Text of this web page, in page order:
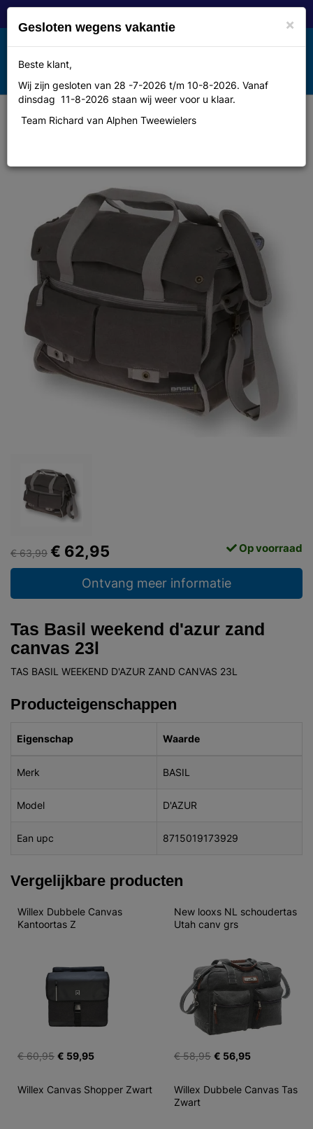
Toggle
navigation
MENU
Tas Basil weekend d'azur zand
€ 63,99 € 62,95 Op voorraad
Ontvang meer informatie
Tas Basil weekend d'azur zand
canvas 23l
TAS BASIL WEEKEND D'AZUR ZAND CANVAS 23L
Producteigenschappen
Eigenschap Waarde
Merk BASIL
Model D'AZUR
Ean upc 8715019173929
Vergelijkbare producten
Willex Dubbele Canvas
Kantoortas Z
€ 60,95 € 59,95
New looxs NL schoudertas
Utah canv grs
€ 58,95 € 56,95
Willex Canvas Shopper Zwart
Willex Dubbele Canvas Tas
Zwart
×
Gesloten wegens vakantie
Beste klant,
Wij zijn gesloten van 28 -7-2026 t/m 10-8-2026. Vanaf
dinsdag 11-8-2026 staan wij weer voor u klaar.
Team Richard van Alphen Tweewielers